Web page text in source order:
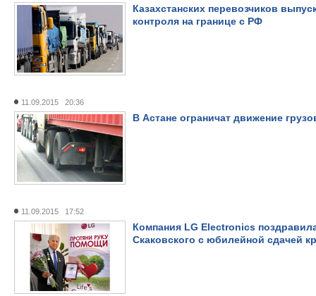
Казахстанских перевозчиков
контроля на границе с РФ
11.09.2015 20:36
В Астане ограничат движение
11.09.2015 17:52
Компания LG Electronics
Скаковского с юбилейной сдачей